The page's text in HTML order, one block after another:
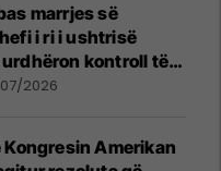
marrjes së
i ri i ushtrisë
kontroll të
2026
Kongresin Amerikan